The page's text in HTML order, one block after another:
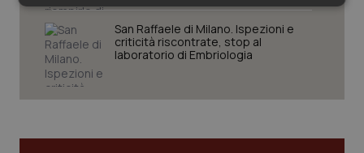
Tumori gastrointestinali
Ulcera & Reflusso
San Raffaele di Milano. Ispezioni e
criticità riscontrate, stop al
laboratorio di Embriologia
Necessari Statistici Marketing